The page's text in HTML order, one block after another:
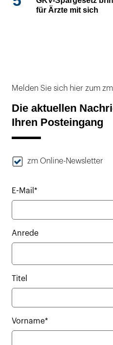
für Ärzte mit sich
Melden Sie sich hier zum
Die aktuellen
Ihren Posteingang
zm Online-Newsletter
E-Mail*
Anrede
Titel
Vorname*